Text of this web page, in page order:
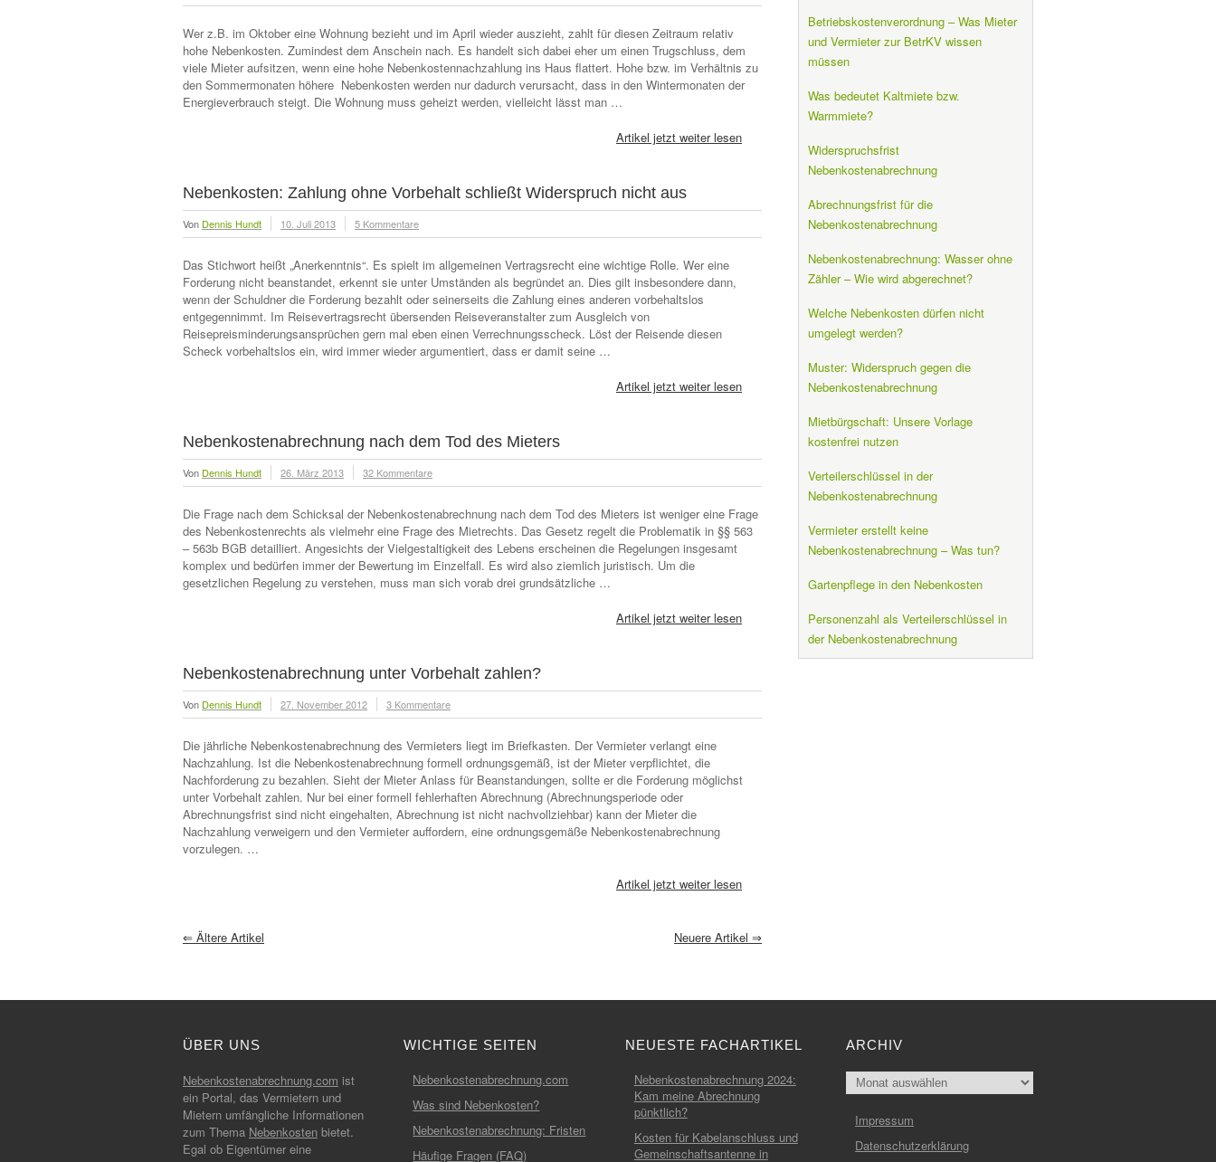
Wer z.B. im Oktober eine Wohnung bezieht und im April wieder auszieht, zahlt für diesen Zeitraum relativ
hohe Nebenkosten. Zumindest dem Anschein nach. Es handelt sich dabei eher um einen Trugschluss, dem
viele Mieter aufsitzen, wenn eine hohe Nebenkostennachzahlung ins Haus flattert. Hohe bzw. im Verhältnis zu
den Sommermonaten höhere Nebenkosten werden nur dadurch verursacht, dass in den Wintermonaten der
Energieverbrauch steigt. Die Wohnung muss geheizt werden, vielleicht lässt man …
Artikel jetzt weiter lesen
Nebenkosten: Zahlung ohne Vorbehalt schließt Widerspruch nicht aus
Von Dennis Hundt 10. Juli 2013 5 Kommentare
Das Stichwort heißt „Anerkenntnis“. Es spielt im allgemeinen Vertragsrecht eine wichtige Rolle. Wer eine
Forderung nicht beanstandet, erkennt sie unter Umständen als begründet an. Dies gilt insbesondere dann,
wenn der Schuldner die Forderung bezahlt oder seinerseits die Zahlung eines anderen vorbehaltslos
entgegennimmt. Im Reisevertragsrecht übersenden Reiseveranstalter zum Ausgleich von
Reisepreisminderungsansprüchen gern mal eben einen Verrechnungsscheck. Löst der Reisende diesen
Scheck vorbehaltslos ein, wird immer wieder argumentiert, dass er damit seine …
Artikel jetzt weiter lesen
Nebenkostenabrechnung nach dem Tod des Mieters
Von Dennis Hundt 26. März 2013 32 Kommentare
Die Frage nach dem Schicksal der Nebenkostenabrechnung nach dem Tod des Mieters ist weniger eine Frage
des Nebenkostenrechts als vielmehr eine Frage des Mietrechts. Das Gesetz regelt die Problematik in §§ 563
– 563b BGB detailliert. Angesichts der Vielgestaltigkeit des Lebens erscheinen die Regelungen insgesamt
komplex und bedürfen immer der Bewertung im Einzelfall. Es wird also ziemlich juristisch. Um die
gesetzlichen Regelung zu verstehen, muss man sich vorab drei grundsätzliche …
Artikel jetzt weiter lesen
Nebenkostenabrechnung unter Vorbehalt zahlen?
Von Dennis Hundt 27. November 2012 3 Kommentare
Die jährliche Nebenkostenabrechnung des Vermieters liegt im Briefkasten. Der Vermieter verlangt eine
Nachzahlung. Ist die Nebenkostenabrechnung formell ordnungsgemäß, ist der Mieter verpflichtet, die
Nachforderung zu bezahlen. Sieht der Mieter Anlass für Beanstandungen, sollte er die Forderung möglichst
unter Vorbehalt zahlen. Nur bei einer formell fehlerhaften Abrechnung (Abrechnungsperiode oder
Abrechnungsfrist sind nicht eingehalten, Abrechnung ist nicht nachvollziehbar) kann der Mieter die
Nachzahlung verweigern und den Vermieter auffordern, eine ordnungsgemäße Nebenkostenabrechnung
vorzulegen. …
Artikel jetzt weiter lesen
⇐ Ältere Artikel Neuere Artikel ⇒
Betriebskostenverordnung – Was Mieter
und Vermieter zur BetrKV wissen
müssen
Was bedeutet Kaltmiete bzw.
Warmmiete?
Widerspruchsfrist
Nebenkostenabrechnung
Abrechnungsfrist für die
Nebenkostenabrechnung
Nebenkostenabrechnung: Wasser ohne
Zähler – Wie wird abgerechnet?
Welche Nebenkosten dürfen nicht
umgelegt werden?
Muster: Widerspruch gegen die
Nebenkostenabrechnung
Mietbürgschaft: Unsere Vorlage
kostenfrei nutzen
Verteilerschlüssel in der
Nebenkostenabrechnung
Vermieter erstellt keine
Nebenkostenabrechnung – Was tun?
Gartenpflege in den Nebenkosten
Personenzahl als Verteilerschlüssel in
der Nebenkostenabrechnung
ÜBER UNS
Nebenkostenabrechnung.com ist
ein Portal, das Vermietern und
Mietern umfängliche Informationen
zum Thema Nebenkosten bietet.
Egal ob Eigentümer eine
WICHTIGE SEITEN
Nebenkostenabrechnung.com
Was sind Nebenkosten?
Nebenkostenabrechnung: Fristen
Häufige Fragen (FAQ)
NEUESTE FACHARTIKEL
Nebenkostenabrechnung 2024:
Kam meine Abrechnung
pünktlich?
Kosten für Kabelanschluss und
Gemeinschaftsantenne in
ARCHIV
Archiv
Impressum
Datenschutzerklärung